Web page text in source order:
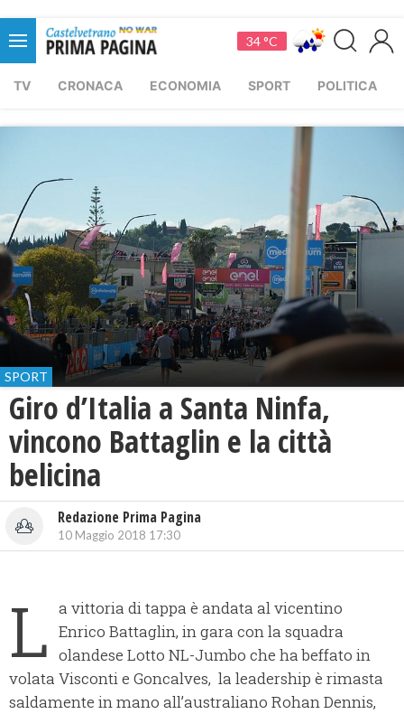
34 °C
TV CRONACA ECONOMIA SPORT POLITICA
SPORT
Giro d’Italia a Santa Ninfa,
vincono Battaglin e la città
belicina
Redazione Prima Pagina
10 Maggio 2018 17:30
L a vittoria di tappa è andata al vicentino
Enrico Battaglin, in gara con la squadra
olandese Lotto NL-Jumbo che ha beffato in
volata Visconti e Goncalves, la leadership è rimasta
saldamente in mano all’australiano Rohan Dennis,